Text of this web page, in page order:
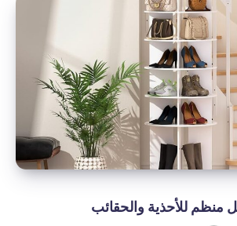
منظم للأحذية والحقائب